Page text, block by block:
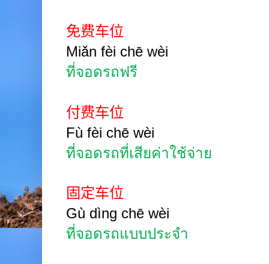
免费车位
Miǎn fèi chē wèi
ที่จอดรถฟรี
付费车位
Fù fèi chē wèi
ที่จอดรถที่เสียค่าใช้จ่าย
固定车位
Gù dìng chē wèi
ที่จอดรถแบบประจำ